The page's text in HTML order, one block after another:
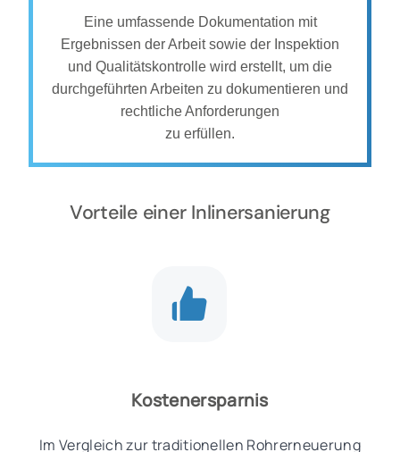
Eine umfassende Dokumentation mit
Ergebnissen der Arbeit sowie der Inspektion
und Qualitätskontrolle wird erstellt, um die
durchgeführten Arbeiten zu dokumentieren und
rechtliche Anforderungen
zu erfüllen.
Vorteile einer Inlinersanierung
Kostenersparnis
Im Vergleich zur traditionellen Rohrerneuerung